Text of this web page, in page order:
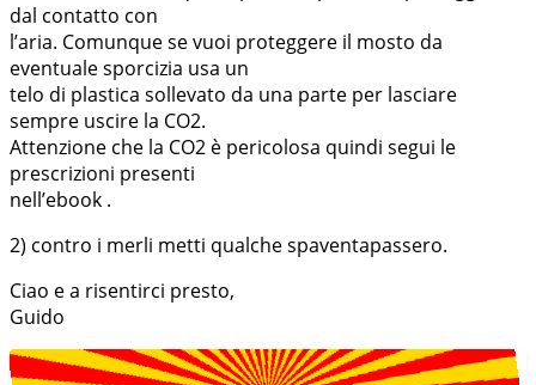
dal contatto con
l’aria. Comunque se vuoi proteggere il mosto da
eventuale sporcizia usa un
telo di plastica sollevato da una parte per lasciare
sempre uscire la CO2.
Attenzione che la CO2 è pericolosa quindi segui le
prescrizioni presenti
nell’ebook .
2) contro i merli metti qualche spaventapassero.
Ciao e a risentirci presto,
Guido